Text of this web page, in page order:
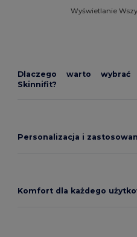
Wyświetlanie
Dlaczego warto
Skinnifit?
Personalizacja i
Komfort dla każdego